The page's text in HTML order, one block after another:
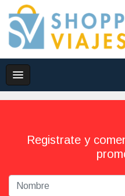
Registrate y